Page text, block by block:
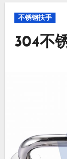
不锈钢扶手
304不